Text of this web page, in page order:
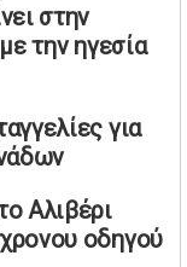
στην
την ηγεσία
για
Αλιβέρι
οδηγού